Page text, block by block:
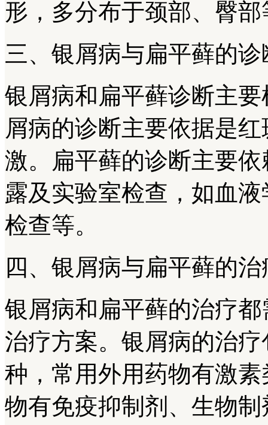
形，多分布于颈部、臀部
三、银屑病与扁平藓的诊
银屑病和扁平藓诊断主
屑病的诊断主要依据是
激。扁平藓的诊断主要
露及实验室检查，如血
检查等。
四、银屑病与扁平藓的治
银屑病和扁平藓的治疗
治疗方案。银屑病的治
种，常用外用药物有激
物有免疫抑制剂、生物